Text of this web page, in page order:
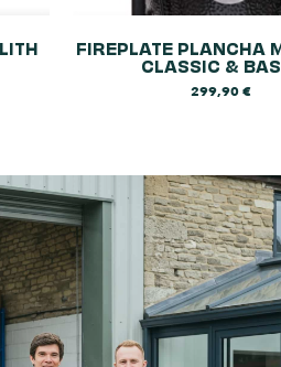
FIREPLATE PLANCHA
CLASSIC &
299,90€